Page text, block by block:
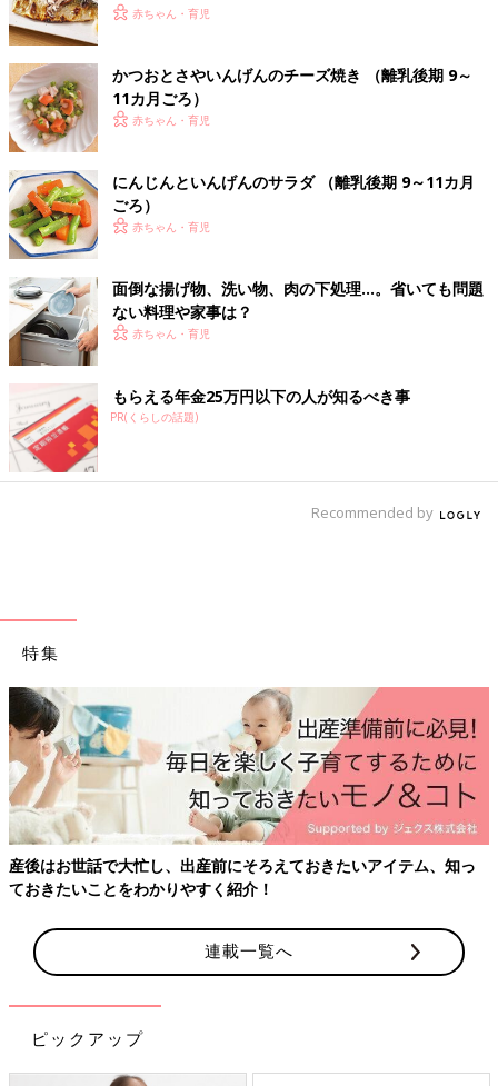
るタンパク質のレシピをご紹介。ビーフシチュ
ー風
1歳～1歳6ヶ月ごろから使える、魚、肉、豆腐
るタンパク質のレシピをご紹介。鶏だんごのト
たっぷり野菜のカレー煮 作り方・レシ
ピ 離乳食完了期1歳 ～1歳6ヶ月ごろ
1歳～1歳6ヶ月ごろから使える、魚、肉、豆腐
るタンパク質のレシピをご紹介。たっぷり野菜
のカレー煮
方・レシピ 離乳食完了期1歳 ～1歳6ヶ月
1歳～1歳6ヶ月ごろから使える、魚、肉、豆腐
などタンパク質を含む食材を使った、体をつく
っとみる
赤ちゃん・育児
かつおとさやいんげんのチーズ焼き （離乳後期 9～
11カ月ごろ）
赤ちゃん・育児
にんじんといんげんのサラダ （離乳後期 9～11カ月
ごろ）
赤ちゃん・育児
面倒な揚げ物、洗い物、肉の下処理…。省いても問題
ない料理や家事は？
赤ちゃん・育児
もらえる年金25万円以下の人が知るべき事
PR(くらしの話題)
Recommended by
特集
大忙し、出産前にそろえておきたいアイテム、知っ
をわかりやすく紹介！
く不調”セル
連載一覧へ
ピックアップ